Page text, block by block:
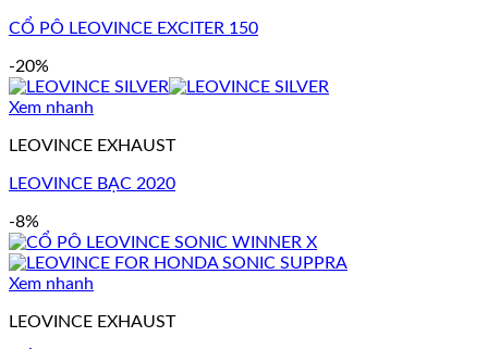
CỔ PÔ LEOVINCE EXCITER 150
-20%
Xem nhanh
LEOVINCE EXHAUST
LEOVINCE BẠC 2020
-8%
Xem nhanh
LEOVINCE EXHAUST